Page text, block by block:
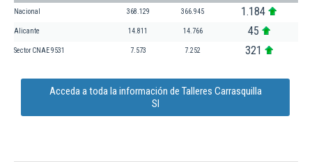
Nacional 368.129 366.945 1.184
Alicante 14.811 14.766 45
Sector CNAE 9531 7.573 7.252 321
Acceda a toda la información de Talleres Carrasquilla
Sl